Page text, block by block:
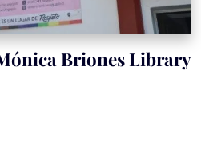
Briones Library